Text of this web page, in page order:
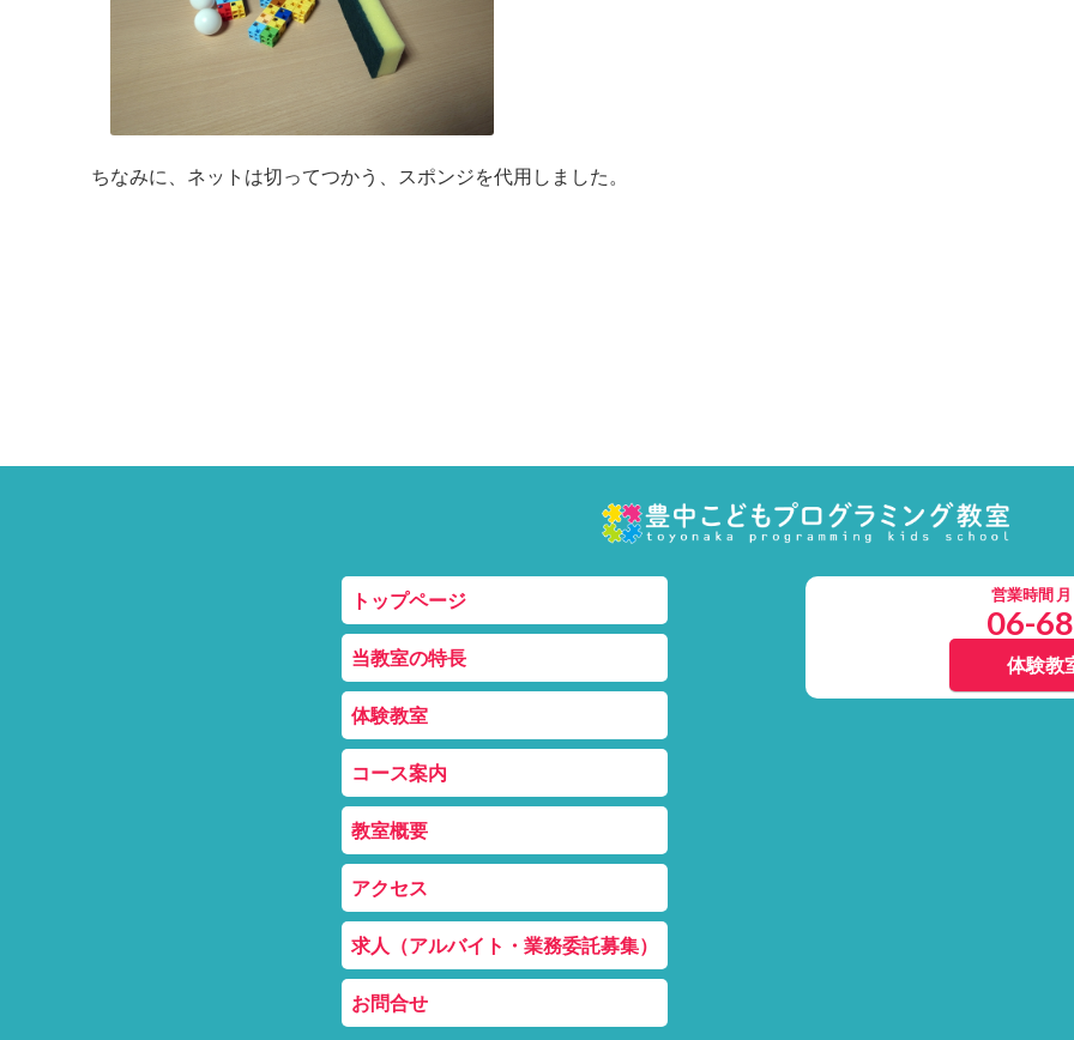
ちなみに、ネットは切ってつかう、スポンジを代用しました。
トップページ
当教室の特長
体験教室
コース案内
教室概要
アクセス
求人（アルバイト・業務委託募集）
お問合せ
営業時間
06-
体験教